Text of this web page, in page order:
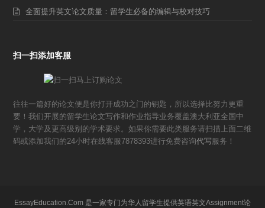
全面提升英文论文质量：留学生必备的编辑与校对技巧
扫一扫添加客服
往往一篇好的论文便是你打开成功之门的钥匙，所以选择比努力更重
要！我们开展的留学生论文写作和作业指导业务覆盖澳大利亚全国中
学，大学及更高级别的学术要求。如果你需要此类服务请扫描上面二维
码或添加我们的24小时在线客服7878393进行免费咨询代写服务！
EssayEducation.Com 是一家专门为华人留学生提供英语英文Assignment论